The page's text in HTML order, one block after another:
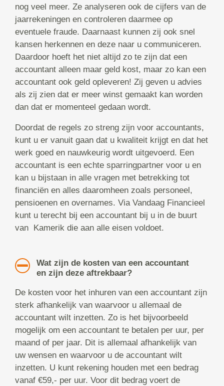
nog veel meer. Ze analyseren ook de cijfers van de
jaarrekeningen en controleren daarmee op
eventuele fraude. Daarnaast kunnen zij ook snel
kansen herkennen en deze naar u communiceren.
Daardoor hoeft het niet altijd zo te zijn dat een
accountant alleen maar geld kost, maar zo kan een
accountant ook geld opleveren! Zij geven u advies
als zij zien dat er meer winst gemaakt kan worden
dan dat er momenteel gedaan wordt.
Doordat de regels zo streng zijn voor accountants,
kunt u er vanuit gaan dat u kwaliteit krijgt en dat het
werk goed en nauwkeurig wordt uitgevoerd. Een
accountant is een echte sparringpartner voor u en
kan u bijstaan in alle vragen met betrekking tot
financiën en alles daaromheen zoals personeel,
pensioenen en overnames. Via Vandaag Financieel
kunt u terecht bij een accountant bij u in de buurt
van Kamerik die aan alle eisen voldoet.
Wat zijn de kosten van een accountant
en zijn deze aftrekbaar?
De kosten voor het inhuren van een accountant zijn
sterk afhankelijk van waarvoor u allemaal de
accountant wilt inzetten. Zo is het bijvoorbeeld
mogelijk om een accountant te betalen per uur, per
maand of per jaar. Dit is allemaal afhankelijk van
uw wensen en waarvoor u de accountant wilt
inzetten. U kunt rekening houden met een bedrag
vanaf €59,- per uur. Voor dit bedrag voert de